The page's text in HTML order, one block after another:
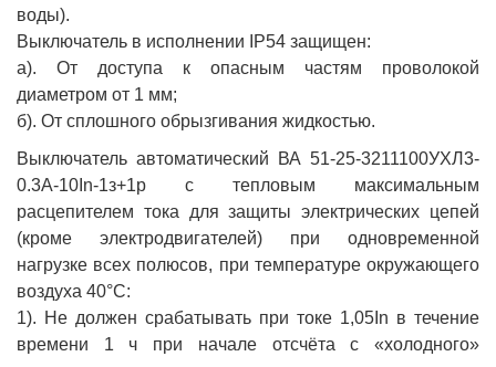
воды).
Выключатель в исполнении IP54 защищен:
а). От доступа к опасным частям проволокой
диаметром от 1 мм;
б). От сплошного обрызгивания жидкостью.
Выключатель автоматический ВА 51-25-3211100УХЛ3-
0.3А-10In-1з+1р с тепловым максимальным
расцепителем тока для защиты электрических цепей
(кроме электродвигателей) при одновременной
нагрузке всех полюсов, при температуре окружающего
воздуха 40°С:
1). Не должен срабатывать при токе 1,05In в течение
времени 1 ч при начале отсчёта с «холодного»